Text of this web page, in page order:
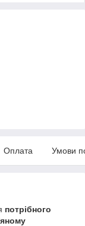
Оплата Умови
потрібного